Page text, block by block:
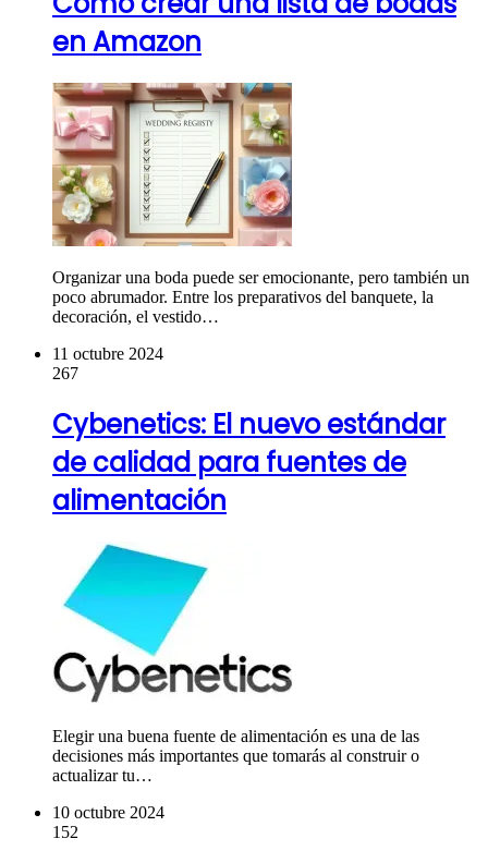
en Amazon
Organizar una boda puede ser emocionante, pero también un
poco abrumador. Entre los preparativos del banquete, la
decoración, el vestido…
11 octubre 2024
267
Cybenetics: El nuevo estándar
de calidad para fuentes de
alimentación
Elegir una buena fuente de alimentación es una de las
decisiones más importantes que tomarás al construir o
actualizar tu…
10 octubre 2024
152